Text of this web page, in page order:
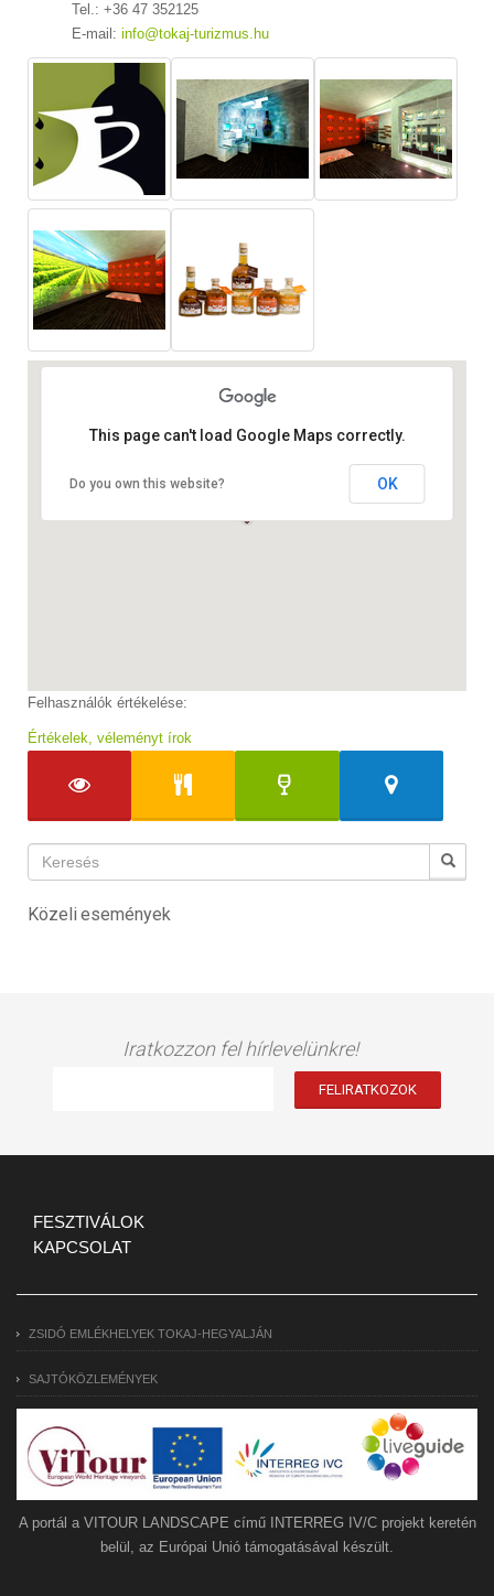
Tel.: +36 47 352125
E-mail: info@tokaj-turizmus.hu
This page can't load Google Maps correctly.
Do you own this website? OK
Felhasználók értékelése:
Értékelek, véleményt írok
Közeli események
Iratkozzon fel hírlevelünkre!
FESZTIVÁLOK
KAPCSOLAT
ZSIDÓ EMLÉKHELYEK TOKAJ-HEGYALJÁN
SAJTÓKÖZLEMÉNYEK
A portál a VITOUR LANDSCAPE című INTERREG IV/C projekt keretén
belül, az Európai Unió támogatásával készült.